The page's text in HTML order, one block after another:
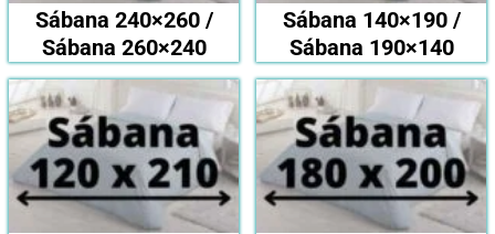
Sábana 240×260 /
Sábana 260×240
Sábana 140×190 /
Sábana 190×140